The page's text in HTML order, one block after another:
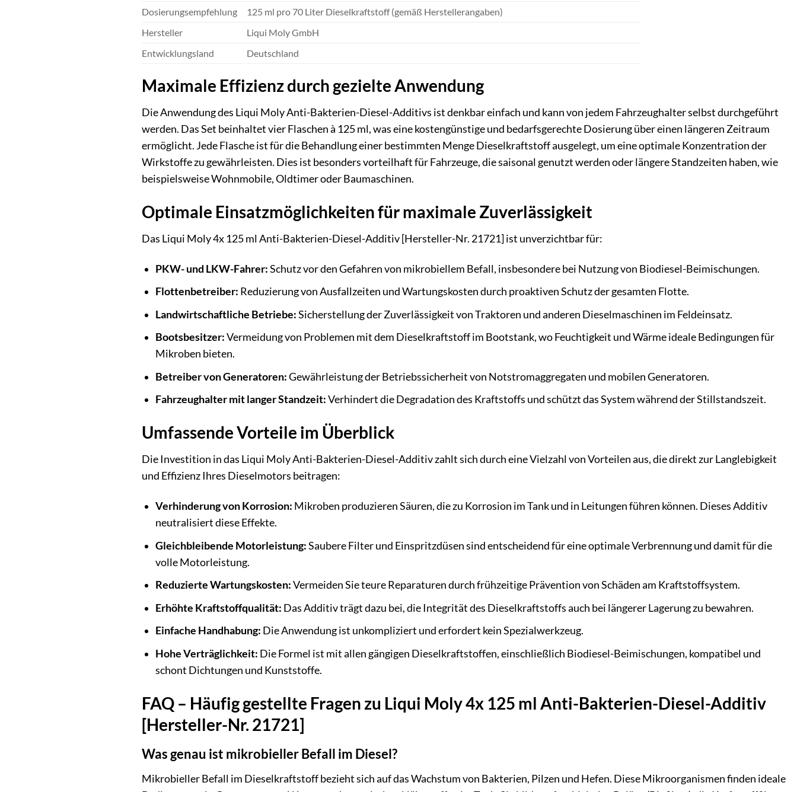
Dosierungsempfehlung
125 ml pro 70 Liter Dieselkraftstoff (gemäß Herstellerangaben)
Hersteller
Liqui Moly GmbH
Entwicklungsland
Deutschland
Maximale Effizienz durch gezielte Anwendung
Die Anwendung des Liqui Moly Anti-Bakterien-Diesel-Additivs ist denkbar einfach und kann von jedem Fahrzeughalter selbst durchgeführt
werden. Das Set beinhaltet vier Flaschen à 125 ml, was eine kostengünstige und bedarfsgerechte Dosierung über einen längeren Zeitraum
ermöglicht. Jede Flasche ist für die Behandlung einer bestimmten Menge Dieselkraftstoff ausgelegt, um eine optimale Konzentration der
Wirkstoffe zu gewährleisten. Dies ist besonders vorteilhaft für Fahrzeuge, die saisonal genutzt werden oder längere Standzeiten haben, wie
beispielsweise Wohnmobile, Oldtimer oder Baumaschinen.
Optimale Einsatzmöglichkeiten für maximale Zuverlässigkeit
Das Liqui Moly 4x 125 ml Anti-Bakterien-Diesel-Additiv [Hersteller-Nr. 21721] ist unverzichtbar für:
PKW- und LKW-Fahrer:Schutz vor den Gefahren von mikrobiellem Befall, insbesondere bei Nutzung von Biodiesel-Beimischungen.
Flottenbetreiber: Reduzierung von Ausfallzeiten und Wartungskosten durch proaktiven Schutz der gesamten Flotte.
Landwirtschaftliche Betriebe:Sicherstellung der Zuverlässigkeit von Traktoren und anderen Dieselmaschinen im Feldeinsatz.
Bootsbesitzer:Vermeidung von Problemen mit dem Dieselkraftstoff im Bootstank, wo Feuchtigkeit und Wärme ideale Bedingungen für
Mikroben bieten.
Betreiber von Generatoren:Gewährleistung der Betriebssicherheit von Notstromaggregaten und mobilen Generatoren.
Fahrzeughalter mit langer Standzeit:Verhindert die Degradation des Kraftstoffs und schützt das System während der Stillstandszeit.
Umfassende Vorteile im Überblick
Die Investition in das Liqui Moly Anti-Bakterien-Diesel-Additiv zahlt sich durch eine Vielzahl von Vorteilen aus, die direkt zur Langlebigkeit
und Effizienz Ihres Dieselmotors beitragen:
Verhinderung von Korrosion: Mikroben produzieren Säuren, die zu Korrosion im Tank und in Leitungen führen können. Dieses Additiv
neutralisiert diese Effekte.
Gleichbleibende Motorleistung:Saubere Filter und Einspritzdüsen sind entscheidend für eine optimale Verbrennung und damit für die
volle Motorleistung.
Reduzierte Wartungskosten:Vermeiden Sie teure Reparaturen durch frühzeitige Prävention von Schäden am Kraftstoffsystem.
Erhöhte Kraftstoffqualität: Das Additiv trägt dazu bei, die Integrität des Dieselkraftstoffs auch bei längerer Lagerung zu bewahren.
Einfache Handhabung: Die Anwendung ist unkompliziert und erfordert kein Spezialwerkzeug.
Hohe Verträglichkeit: Die Formel ist mit allen gängigen Dieselkraftstoffen, einschließlich Biodiesel-Beimischungen, kompatibel und
schont Dichtungen und Kunststoffe.
FAQ – Häufig gestellte Fragen zu Liqui Moly 4x 125 ml Anti-Bakterien-Diesel-Additiv
[Hersteller-Nr. 21721]
Was genau ist mikrobieller Befall im Diesel?
Mikrobieller Befall im Dieselkraftstoff bezieht sich auf das Wachstum von Bakterien, Pilzen und Hefen. Diese Mikroorganismen finden ideale